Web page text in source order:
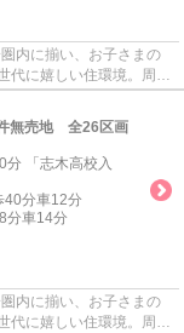
内に揃い、お子さまの
代に嬉しい住環境。周辺
無売地 全26区画
分 「志木高校入
40分車12分
分車14分
内に揃い、お子さまの
代に嬉しい住環境。周辺